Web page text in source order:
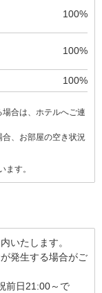
100%
100%
100%
場合は、ホテルへご連
、お部屋の空き状況
す。
いたします。
発生する場合がご
前日21:00～で